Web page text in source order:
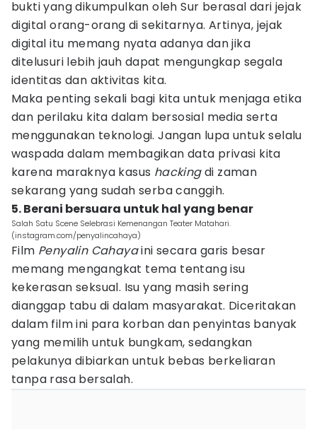
bukti yang dikumpulkan oleh Sur berasal dari jejak
digital orang-orang di sekitarnya. Artinya, jejak
digital itu memang nyata adanya dan jika
ditelusuri lebih jauh dapat mengungkap segala
identitas dan aktivitas kita.
Maka penting sekali bagi kita untuk menjaga etika
dan perilaku kita dalam bersosial media serta
menggunakan teknologi. Jangan lupa untuk selalu
waspada dalam membagikan data privasi kita
karena maraknya kasus hackingdi zaman
sekarang yang sudah serba canggih.
5. Berani bersuara untuk hal yang benar
Salah Satu Scene Selebrasi Kemenangan Teater Matahari.
(instagram.com/penyalincahaya)
Film Penyalin Cahayaini secara garis besar
memang mengangkat tema tentang isu
kekerasan seksual. Isu yang masih sering
dianggap tabu di dalam masyarakat. Diceritakan
dalam film ini para korban dan penyintas banyak
yang memilih untuk bungkam, sedangkan
pelakunya dibiarkan untuk bebas berkeliaran
tanpa rasa bersalah.